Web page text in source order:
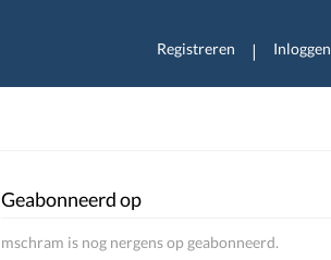
Registreren | Inloggen
Geabonneerd op
mschram is nog nergens op geabonneerd.